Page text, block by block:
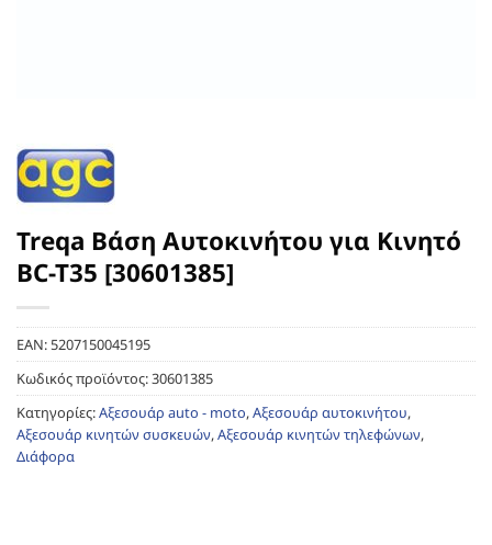
Treqa Βάση Αυτοκινήτου για Κινητό
BC-T35 [30601385]
EAN:5207150045195
Κωδικός προϊόντος:30601385
Κατηγορίες:Αξεσουάρ auto - moto,Αξεσουάρ αυτοκινήτου,
Αξεσουάρ κινητών συσκευών,Αξεσουάρ κινητών τηλεφώνων,
Διάφορα